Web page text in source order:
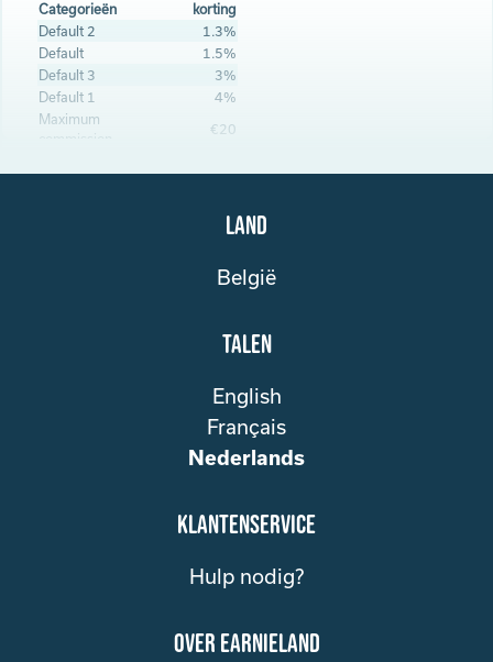
Categorieën
korting
Default 2
1.3%
Default
1.5%
Default 3
3%
Default 1
4%
Maximum
commission
€20
Land
België
Talen
English
Français
Nederlands
klantenservice
Hulp nodig?
over Earnieland